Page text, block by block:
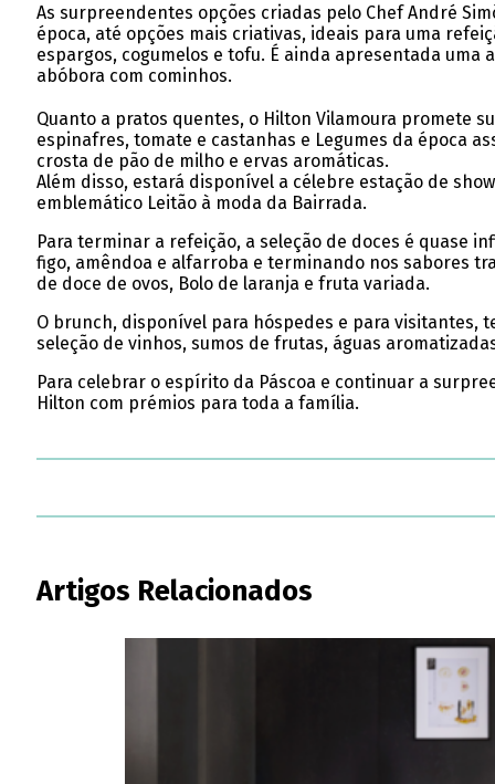
As surpreendentes opções criadas pelo Chef André
época, até opções mais criativas, ideais para uma
espargos, cogumelos e tofu. É ainda apresentada
abóbora com cominhos.
Quanto a pratos quentes, o Hilton Vilamoura promete
espinafres, tomate e castanhas e Legumes da época
crosta de pão de milho e ervas aromáticas.
Além disso, estará disponível a célebre estação de
emblemático Leitão à moda da Bairrada.
Para terminar a refeição, a seleção de doces é quase
figo, amêndoa e alfarroba e terminando nos sabores
de doce de ovos, Bolo de laranja e fruta variada.
O brunch, disponível para hóspedes e para visitantes,
seleção de vinhos, sumos de frutas, águas
Para celebrar o espírito da Páscoa e continuar a
Hilton com prémios para toda a família.
Artigos Relacionados